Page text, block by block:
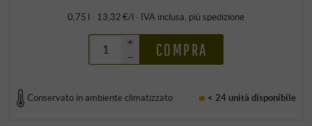
0,75 l · 13,32 €/l · IVA inclusa , più spedizione
+
–
COMPRA
Conservato in ambiente climatizzato < 24 unità disponibile